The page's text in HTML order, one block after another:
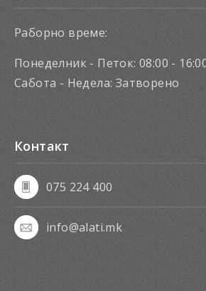
Раборно време:
Понеделник - Петок: 08:00 -
Сабота - Недела: Затворено
Контакт
075 224 400
info@alati.mk